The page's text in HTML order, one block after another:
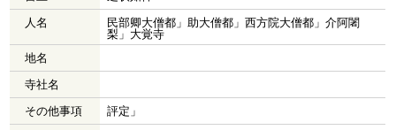
人名
民部卿大僧都」助大僧都」西方院大僧都」介阿闍
梨」大覚寺
地名
寺社名
その他事項
評定」